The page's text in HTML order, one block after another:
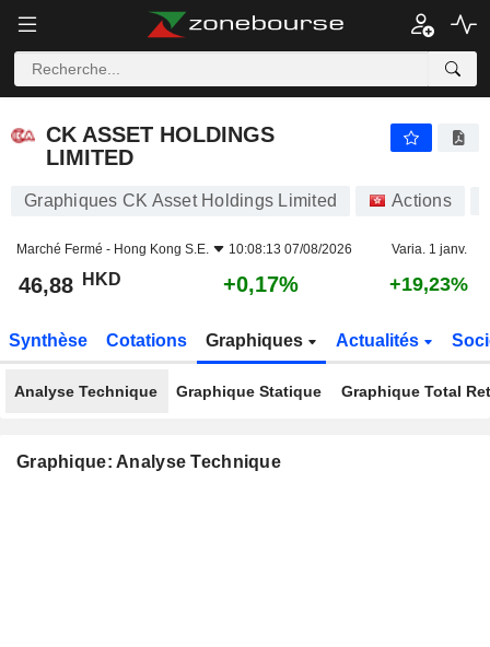
CK ASSET HOLDINGS
LIMITED
Graphiques CK Asset Holdings Limited Actions
Marché Fermé - Hong Kong S.E. 10:08:13 07/08/2026 Varia. 1 janv.
46,88 HKD +0,17% +19,23%
Synthèse Cotations Graphiques Actualités
Analyse Technique Graphique Statique Graphique Total
Graphique: Analyse Technique